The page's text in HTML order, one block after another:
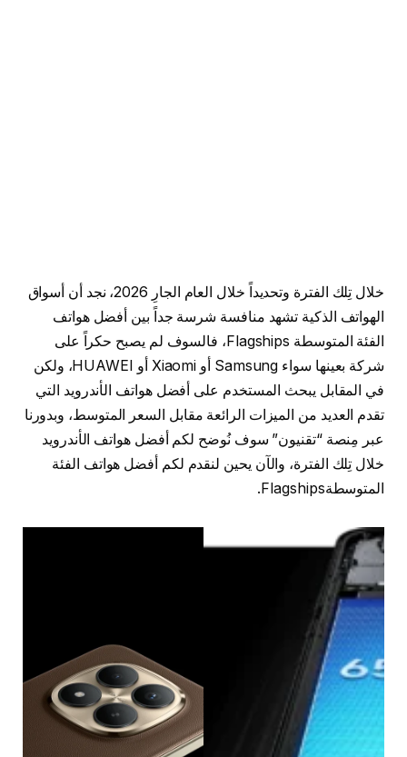
خلال تِلك الفترة وتحديداً خلال العام الجارِ 2026، نجد أن أسواق
الهواتف الذكية تشهد منافسة شرسة جداً بين أفضل هواتف
الفئة المتوسطة Flagships، فالسوف لم يصبح حكراً على
شركة بعينها سواء Samsung أو Xiaomi أو HUAWEI، ولكن
في المقابل يبحث المستخدم على أفضل هواتف الأندرويد التي
تقدم العديد من الميزات الرائعة مقابل السعر المتوسط، وبدورنا
عبر مِنصة “تقنيون” سوف نُوضح لكم أفضل هواتف الأندرويد
خلال تِلك الفترة، والآن يحين لنقدم لكم أفضل هواتف الفئة
المتوسطةFlagships.